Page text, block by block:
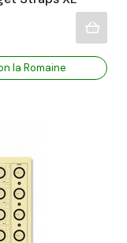
la Romaine